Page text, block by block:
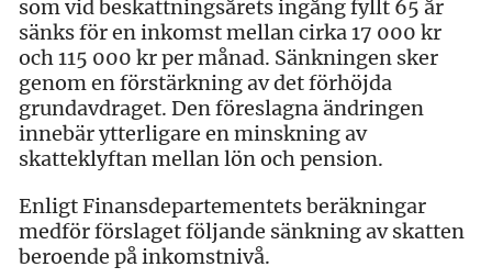
som vid beskattningsårets ingång fyllt 65 år
sänks för en inkomst mellan cirka 17 000 kr
och 115 000 kr per månad. Sänkningen sker
genom en förstärkning av det förhöjda
grundavdraget. Den föreslagna ändringen
innebär ytterligare en minskning av
skatteklyftan mellan lön och pension.
Enligt Finansdepartementets beräkningar
medför förslaget följande sänkning av skatten
beroende på inkomstnivå.